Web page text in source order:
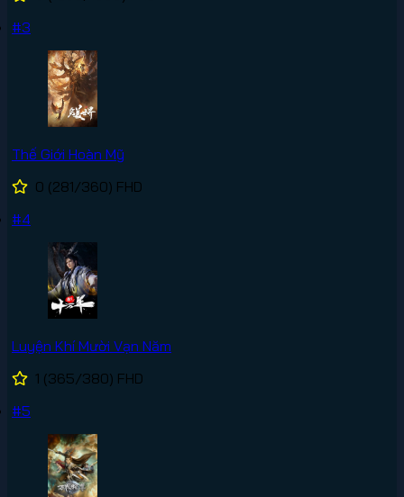
#3
Thế Giới Hoàn Mỹ
0 (281/360) FHD
#4
Luyện Khí Mười Vạn Năm
1 (365/380) FHD
#5